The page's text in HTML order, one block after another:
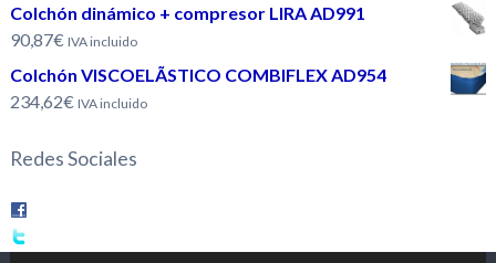
Colchón dinámico + compresor LIRA AD991
90,87€ IVA incluido
Colchón VISCOELÃSTICO COMBIFLEX AD954
234,62€ IVA incluido
Redes Sociales